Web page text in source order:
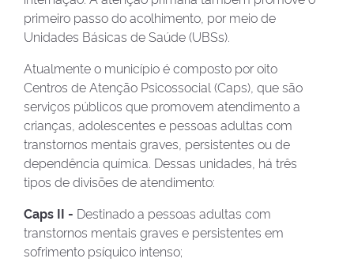
primeiro passo do acolhimento, por meio de
Unidades Básicas de Saúde (UBSs).
Atualmente o município é composto por oito
Centros de Atenção Psicossocial (Caps), que são
serviços públicos que promovem atendimento a
crianças, adolescentes e pessoas adultas com
transtornos mentais graves, persistentes ou de
dependência química. Dessas unidades, há três
tipos de divisões de atendimento:
Caps II - Destinado a pessoas adultas com
transtornos mentais graves e persistentes em
sofrimento psíquico intenso;